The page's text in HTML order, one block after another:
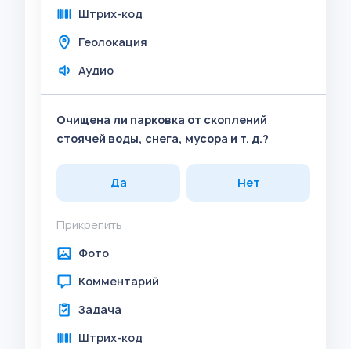
Штрих-код
Геолокация
Аудио
Очищена ли парковка от скоплений
стоячей воды, снега, мусора и т. д.?
Да Нет
Прикрепить
Фото
Комментарий
Задача
Штрих-код